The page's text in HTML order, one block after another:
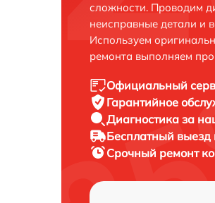
сложности. Проводим
неисправные детали и
Используем
ремонта выполняем
Официальный
Гарантийное
Диагностика за
Бесплатный выезд
Срочный ремонт